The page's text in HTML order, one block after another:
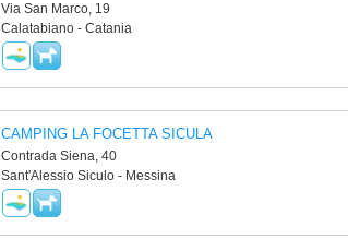
Via San Marco, 19
Calatabiano - Catania
CAMPING LA FOCETTA SICULA
Contrada Siena, 40
Sant'Alessio Siculo - Messina